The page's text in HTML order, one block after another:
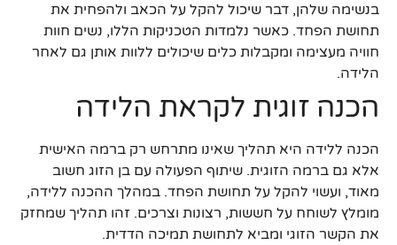
בנשימה שלהן, דבר שיכול להקל על הכאב ולהפחית את
תחושת הפחד. כאשר נלמדות הטכניקות הללו, נשים חוות
חוויה מעצימה ומקבלות כלים שיכולים ללוות אותן גם לאחר
הלידה.
הכנה זוגית לקראת הלידה
הכנה ללידה היא תהליך שאינו מתרחש רק ברמה האישית
אלא גם ברמה הזוגית. שיתוף הפעולה עם בן הזוג חשוב
מאוד, ועשוי להקל על תחושת הפחד. במהלך ההכנה ללידה,
מומלץ לשוחח על חששות, רצונות וצרכים. זהו תהליך שמחזק
את הקשר הזוגי ומביא לתחושת תמיכה הדדית.